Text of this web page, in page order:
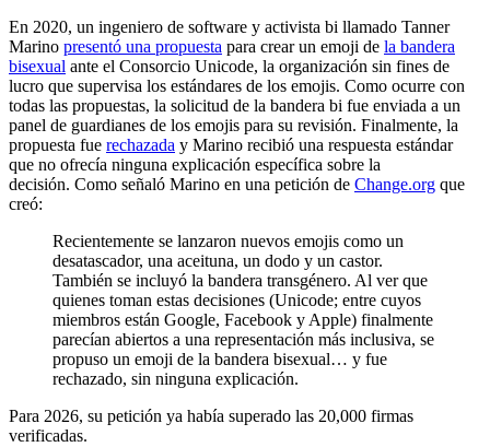
En 2020, un ingeniero de software y activista bi llamado Tanner
Marino presentó una propuesta para crear un emoji de la bandera
bisexual ante el Consorcio Unicode, la organización sin fines de
lucro que supervisa los estándares de los emojis. Como ocurre con
todas las propuestas, la solicitud de la bandera bi fue enviada a un
panel de guardianes de los emojis para su revisión. Finalmente, la
propuesta fue rechazada y Marino recibió una respuesta estándar
que no ofrecía ninguna explicación específica sobre la
decisión. Como señaló Marino en una petición de Change.org que
creó:
Recientemente se lanzaron nuevos emojis como un
desatascador, una aceituna, un dodo y un castor.
También se incluyó la bandera transgénero. Al ver que
quienes toman estas decisiones (Unicode; entre cuyos
miembros están Google, Facebook y Apple) finalmente
parecían abiertos a una representación más inclusiva, se
propuso un emoji de la bandera bisexual… y fue
rechazado, sin ninguna explicación.
Para 2026, su petición ya había superado las 20,000 firmas
verificadas.